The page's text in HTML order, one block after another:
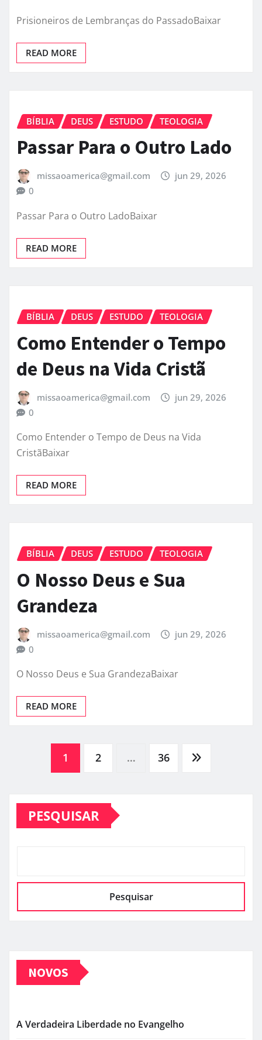
Prisioneiros de Lembranças do PassadoBaixar
READ MORE
BÍBLIA DEUS ESTUDO TEOLOGIA
Passar Para o Outro Lado
missaoamerica@gmail.com
jun 29, 2026
0
Passar Para o Outro LadoBaixar
READ MORE
BÍBLIA DEUS ESTUDO TEOLOGIA
Como Entender o Tempo
de Deus na Vida Cristã
missaoamerica@gmail.com
jun 29, 2026
0
Como Entender o Tempo de Deus na Vida
CristãBaixar
READ MORE
BÍBLIA DEUS ESTUDO TEOLOGIA
O Nosso Deus e Sua
Grandeza
missaoamerica@gmail.com
jun 29, 2026
0
O Nosso Deus e Sua GrandezaBaixar
READ MORE
Paginação
de
posts
1 2 … 36
PESQUISAR
Pesquisar
NOVOS
A Verdadeira Liberdade no Evangelho